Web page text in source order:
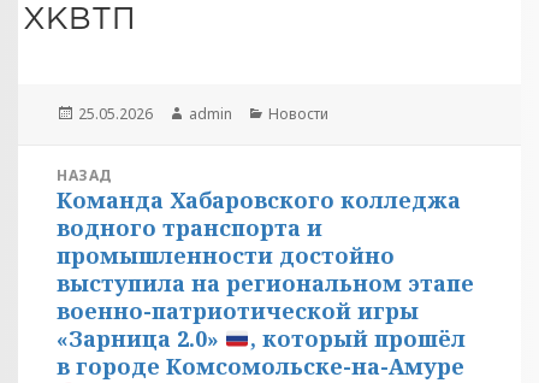
ХКВТП
Опубликовано
25.05.2026 Автор
admin Рубрики
Новости
Навигация
по
записям
НАЗАД
Предыдущая
запись:
Команда Хабаровского колледжа
водного транспорта и
промышленности достойно
выступила на региональном этапе
военно-патриотической игры
«Зарница 2.0»
, который прошёл
в городе Комсомольске-на-Амуре